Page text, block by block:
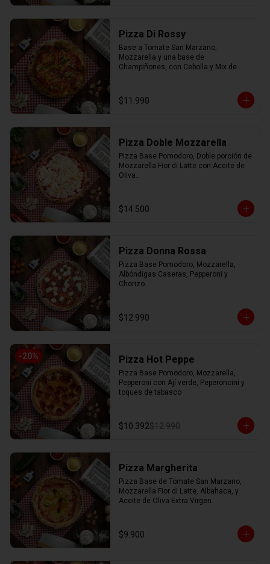
Pizza Di Rossy
Base a Tomate San Marzano,
Mozzarella y una base de
Champiñones, con Cebolla y Mix de
$11.990
Pizza Doble Mozzarella
Pizza Base Pomodoro, Doble porción de
Mozzarella Fior di Latte con Aceite de
Oliva..
$14.500
Pizza Donna Rossa
Pizza Base Pomodoro, Mozzarella,
Albóndigas Caseras, Pepperoni y
Chorizo.
$12.990
-20% Pizza Hot Peppe
Pizza Base Pomodoro, Mozzarella,
Pepperoni con Ají verde, Peperoncini y
toques de tabasco
$10.392$12.990
Pizza Margherita
Pizza Base de Tomate San Marzano,
Mozzarella Fior di Latte, Albahaca, y
Aceite de Oliva Extra Virgen.
$9.900